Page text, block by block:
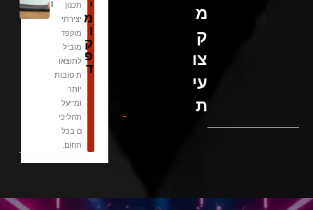
מ
ק
צו
עי
ת
י
מ
ו
ק
פ
ד
תכנון
יצירתי
מוקפד
מוביל
לתוצאו
ת טובות
יותר
ומייעל
תהליכי
ם בכל
תחום.
ן